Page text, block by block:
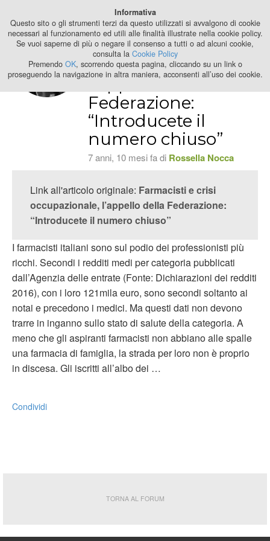
2024
Farmacisti e crisi
occupazionale,
l’appello della
Federazione:
“Introducete il
numero chiuso”
7 anni, 10 mesi fa di Rossella Nocca
Link all'articolo originale: Farmacisti e crisi
occupazionale, l’appello della Federazione:
“Introducete il numero chiuso”
I farmacisti italiani sono sul podio dei professionisti più
ricchi. Secondi i redditi medi per categoria pubblicati
dall’Agenzia delle entrate (Fonte: Dichiarazioni dei redditi
2016), con i loro 121mila euro, sono secondi soltanto ai
notai e precedono i medici. Ma questi dati non devono
trarre in inganno sullo stato di salute della categoria. A
meno che gli aspiranti farmacisti non abbiano alle spalle
una farmacia di famiglia, la strada per loro non è proprio
in discesa. Gli iscritti all’albo dei …
Condividi
TORNA AL FORUM
Informativa
Questo sito o gli strumenti terzi da questo utilizzati si avvalgono di cookie
necessari al funzionamento ed utili alle finalità illustrate nella cookie policy.
Se vuoi saperne di più o negare il consenso a tutti o ad alcuni cookie,
consulta la Cookie Policy
Premendo OK, scorrendo questa pagina, cliccando su un link o
proseguendo la navigazione in altra maniera, acconsenti all’uso dei cookie.